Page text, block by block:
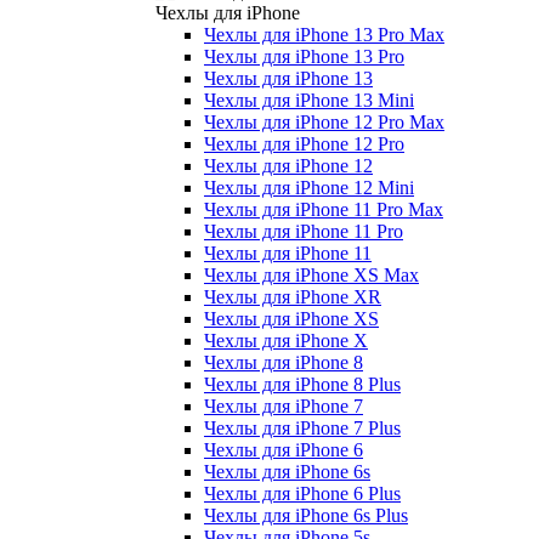
Чехлы для iPhone
Чехлы для iPhone 13 Pro Max
Чехлы для iPhone 13 Pro
Чехлы для iPhone 13
Чехлы для iPhone 13 Mini
Чехлы для iPhone 12 Pro Max
Чехлы для iPhone 12 Pro
Чехлы для iPhone 12
Чехлы для iPhone 12 Mini
Чехлы для iPhone 11 Pro Max
Чехлы для iPhone 11 Pro
Чехлы для iPhone 11
Чехлы для iPhone XS Max
Чехлы для iPhone XR
Чехлы для iPhone XS
Чехлы для iPhone X
Чехлы для iPhone 8
Чехлы для iPhone 8 Plus
Чехлы для iPhone 7
Чехлы для iPhone 7 Plus
Чехлы для iPhone 6
Чехлы для iPhone 6s
Чехлы для iPhone 6 Plus
Чехлы для iPhone 6s Plus